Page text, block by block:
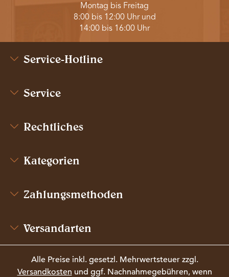
Montag bis Freitag
8:00 bis 12:00 Uhr und
14:00 bis 16:00 Uhr
Service-Hotline
Service
Rechtliches
Kategorien
Zahlungsmethoden
Versandarten
Alle Preise inkl. gesetzl. Mehrwertsteuer zzgl.
Versandkosten und ggf. Nachnahmegebühren, wenn